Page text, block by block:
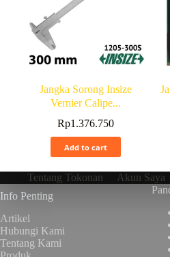
Jangka Sorong Insize
Vernier Calipe...
Rp1.376.750
Add to cart
Tentang Tokonan
Akun Saya
Info Penting
Artikel
Hubungi Kami
Tentang Kami